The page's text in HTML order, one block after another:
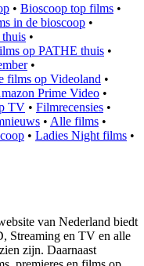
• Bioscoop top films •
in de bioscoop •
•
op PATHE thuis •
•
films op Videoland •
Prime Video •
TV • Filmrecensies •
• Alle films •
• Ladies Night films •
van Nederland biedt
Streaming en TV en alle
zijn. Daarnaast